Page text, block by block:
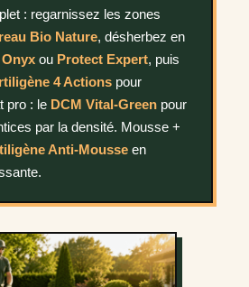
: regarnissez les zones
Bio Nature, désherbez en
ou Protect Expert, puis
4 Actions pour
pro : le DCM Vital-Green pour
par la densité. Mousse +
Anti-Mousse en